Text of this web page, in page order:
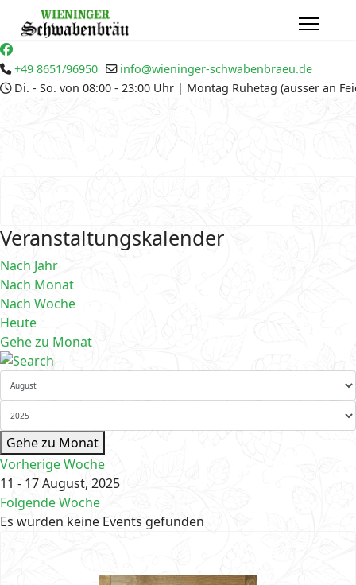
+49 8651/96950
info@wieninger-schwabenbraeu.de
Di. - So. von 08:00 - 23:00 Uhr | Montag Ruhetag (ausser an
Veranstaltungskalender
Nach Jahr
Nach Monat
Nach Woche
Heute
Gehe zu Monat
Gehe zu Monat
Vorherige Woche
11 - 17 August, 2025
Folgende Woche
Es wurden keine Events gefunden